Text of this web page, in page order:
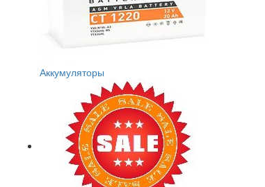
Аккумуляторы